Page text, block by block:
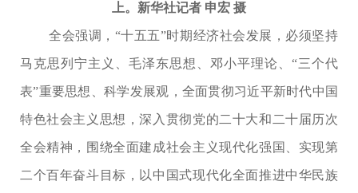
上。新华社记者 申宏 摄
全会强调，“十五五”时期经济社会发展，必须坚持
马克思列宁主义、毛泽东思想、邓小平理论、“三个代
表”重要思想、科学发展观，全面贯彻习近平新时代中国
特色社会主义思想，深入贯彻党的二十大和二十届历次
全会精神，围绕全面建成社会主义现代化强国、实现第
二个百年奋斗目标，以中国式现代化全面推进中华民族